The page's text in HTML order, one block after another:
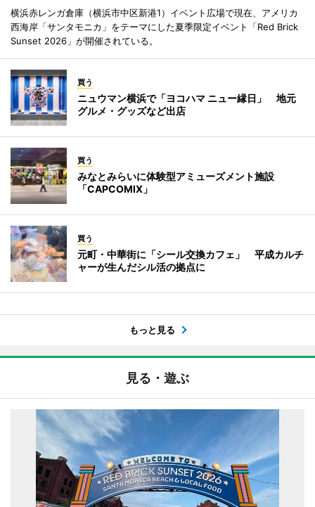
横浜赤レンガ倉庫（横浜市中区新港1）イベント広場で現在、アメリカ
西海岸「サンタモニカ」をテーマにした夏季限定イベント「Red Brick
Sunset 2026」が開催されている。
買う
ニュウマン横浜で「ヨコハマ ニュー縁日」 地元
グルメ・グッズなど出店
買う
みなとみらいに体験型アミューズメント施設
「CAPCOMIX」
買う
元町・中華街に「シール交換カフェ」 平成カルチ
ャーが生んだシル活の拠点に
もっと見る
見る・遊ぶ